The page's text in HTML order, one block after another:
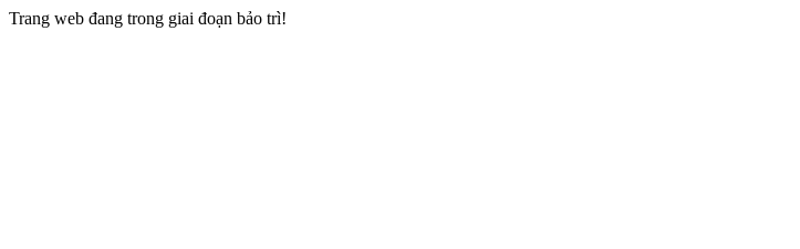
Trang web đang trong giai đoạn bảo trì!